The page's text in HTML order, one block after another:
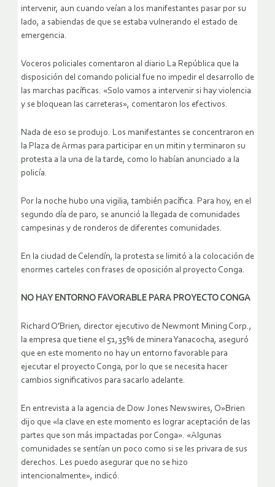
intervenir, aun cuando veían a los manifestantes pasar por su
lado, a sabiendas de que se estaba vulnerando el estado de
emergencia.
Voceros policiales comentaron al diario La República que la
disposición del comando policial fue no impedir el desarrollo de
las marchas pacíficas. «Solo vamos a intervenir si hay violencia
y se bloquean las carreteras», comentaron los efectivos.
Nada de eso se produjo. Los manifestantes se concentraron en
la Plaza de Armas para participar en un mitin y terminaron su
protesta a la una de la tarde, como lo habían anunciado a la
policía.
Por la noche hubo una vigilia, también pacífica. Para hoy, en el
segundo día de paro, se anunció la llegada de comunidades
campesinas y de ronderos de diferentes comunidades.
En la ciudad de Celendín, la protesta se limitó a la colocación de
enormes carteles con frases de oposición al proyecto Conga.
NO HAY ENTORNO FAVORABLE PARA PROYECTO CONGA
Richard O’Brien, director ejecutivo de Newmont Mining Corp.,
la empresa que tiene el 51,35% de minera Yanacocha, aseguró
que en este momento no hay un entorno favorable para
ejecutar el proyecto Conga, por lo que se necesita hacer
cambios significativos para sacarlo adelante.
En entrevista a la agencia de Dow Jones Newswires, O»Brien
dijo que «la clave en este momento es lograr aceptación de las
partes que son más impactadas por Conga». «Algunas
comunidades se sentían un poco como si se les privara de sus
derechos. Les puedo asegurar que no se hizo
intencionalmente», indicó.